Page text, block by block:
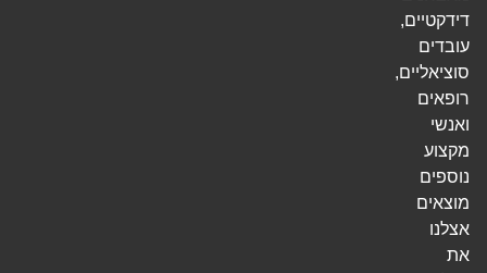
דידקטיים,
עובדים
סוציאליים,
רופאים
ואנשי
מקצוע
נוספים
מוצאים
אצלנו
את